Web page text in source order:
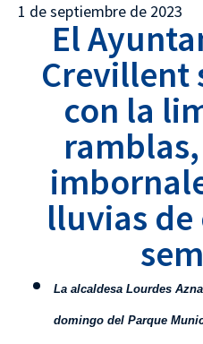
1 de septiembre de 2023
El
Crevillent
con la
lluvias de
La alcaldesa Lourdes
domingo del Parque